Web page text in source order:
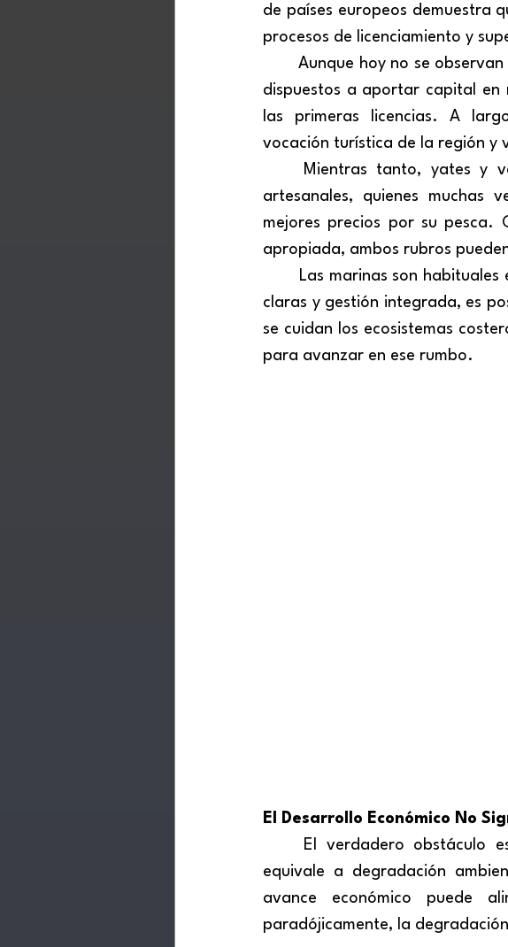
de países europeos demuestra
procesos de licenciamiento y
	Aunque hoy no se observan inversiones de gran escala en la bahía, hay interesados
dispuestos a aportar capital en
las primeras licencias. A
vocación turística de la región y
artesanales, quienes muchas
mejores precios por su pesca.
apropiada, ambos rubros
claras y gestión integrada, es
se cuidan los ecosistemas
para avanzar en ese rumbo.
El Desarrollo Económico No
El verdadero obstáculo
equivale a degradación
avance económico puede
paradójicamente, la